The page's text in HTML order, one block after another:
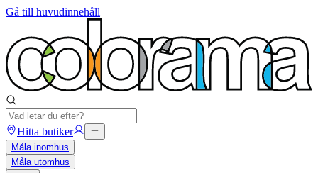
Gå till huvudinnehåll
Hitta butiker
Måla inomhus
Måla utomhus